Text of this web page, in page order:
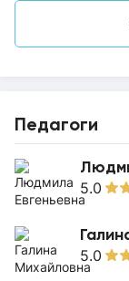
Педагоги
5.0
5.0